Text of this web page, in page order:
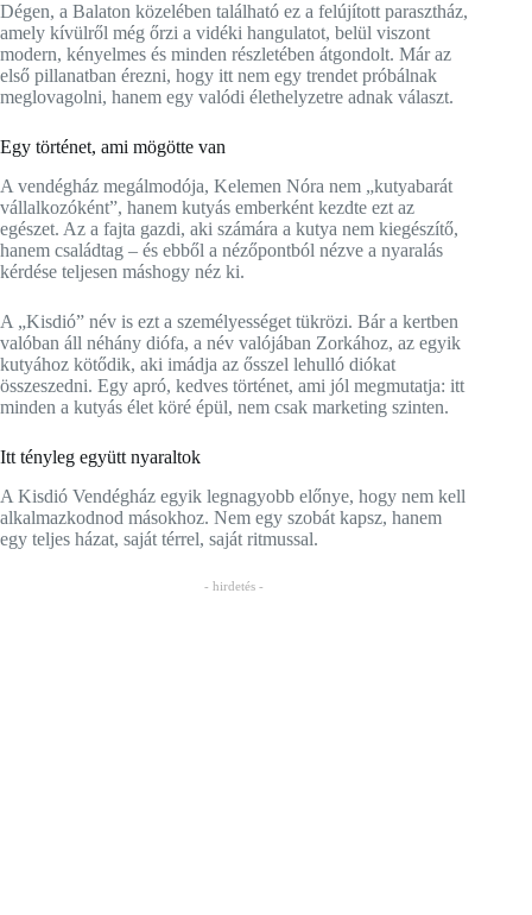
Dégen, a Balaton közelében található ez a felújított parasztház,
amely kívülről még őrzi a vidéki hangulatot, belül viszont
modern, kényelmes és minden részletében átgondolt. Már az
első pillanatban érezni, hogy itt nem egy trendet próbálnak
meglovagolni, hanem egy valódi élethelyzetre adnak választ.
Egy történet, ami mögötte van
A vendégház megálmodója, Kelemen Nóra nem „kutyabarát
vállalkozóként”, hanem kutyás emberként kezdte ezt az
egészet. Az a fajta gazdi, aki számára a kutya nem kiegészítő,
hanem családtag – és ebből a nézőpontból nézve a nyaralás
kérdése teljesen máshogy néz ki.
A „Kisdió” név is ezt a személyességet tükrözi. Bár a kertben
valóban áll néhány diófa, a név valójában Zorkához, az egyik
kutyához kötődik, aki imádja az ősszel lehulló diókat
összeszedni. Egy apró, kedves történet, ami jól megmutatja: itt
minden a kutyás élet köré épül, nem csak marketing szinten.
Itt tényleg együtt nyaraltok
A Kisdió Vendégház egyik legnagyobb előnye, hogy nem kell
alkalmazkodnod másokhoz. Nem egy szobát kapsz, hanem
egy teljes házat, saját térrel, saját ritmussal.
- hirdetés -